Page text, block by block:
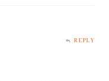
REPLY